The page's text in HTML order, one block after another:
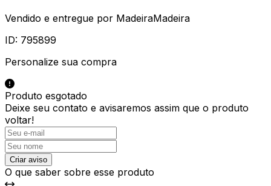
Vendido e entregue por MadeiraMadeira
ID: 795899
Personalize sua compra
Produto esgotado
Deixe seu contato e avisaremos assim que o produto
voltar!
Criar aviso
O que saber sobre esse produto